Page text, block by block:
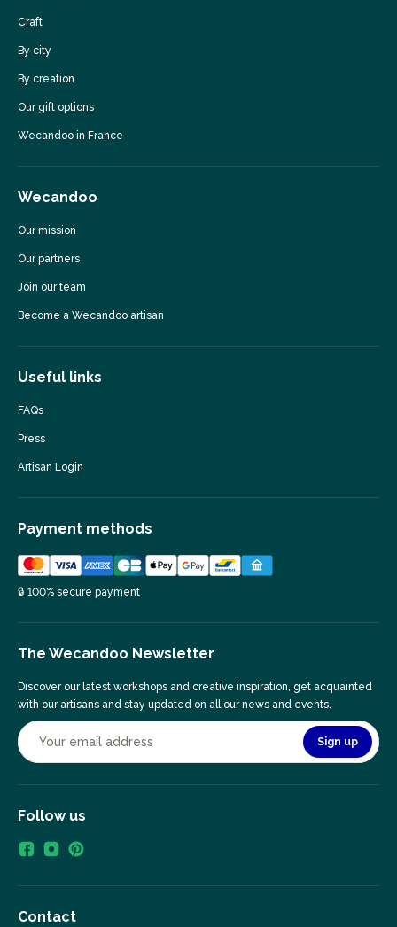
Craft
By city
By creation
Our gift options
Wecandoo in France
Wecandoo
Our mission
Our partners
Join our team
Become a Wecandoo artisan
Useful links
FAQs
Press
Artisan Login
Payment methods
🔒 100% secure payment
The Wecandoo Newsletter
Discover our latest workshops and creative inspiration, get acquainted
with our artisans and stay updated on all our news and events.
Sign up
Follow us
Contact